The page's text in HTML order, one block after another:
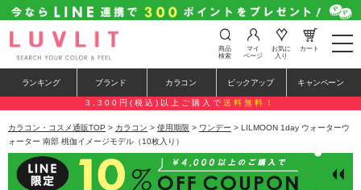
t
o
e
n
a
a
商品
検索
マイ
ページ
お気に
入り
カート
ランキング ブランド カラコン ピックアップ キャンペーン
3,300円(税込)以上ご購入で 送料無料！
カラコン・コスメ通販TOP > カラコン > 使用期限 > ワンデー > LILMOON 1day ウォーターウ
ォーター 南部 桃伽イメージモデル（10枚入り）